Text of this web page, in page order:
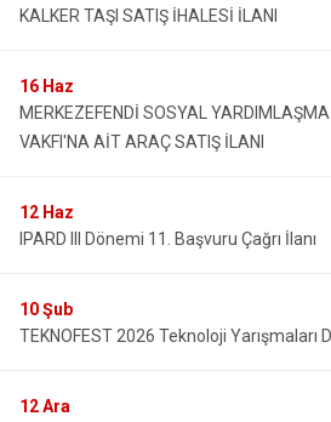
KALKER TAŞI SATIŞ İHALESİ İLANI
16 Haz
MERKEZEFENDİ SOSYAL
VAKFI'NA AİT ARAÇ SATIŞ İLANI
12 Haz
IPARD III Dönemi 11. Başvuru Çağrı İlanı
10Şub
TEKNOFEST 2026 Teknoloji Yarışmaları
12Ara